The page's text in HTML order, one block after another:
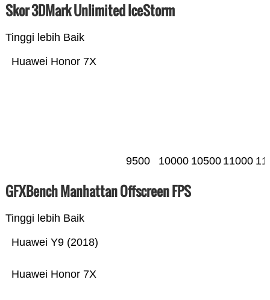
Skor 3DMark Unlimited IceStorm
Tinggi lebih Baik
Huawei Honor 7X
9500 10000 10500 11000
GFXBench Manhattan Offscreen FPS
Tinggi lebih Baik
Huawei Honor 7X
Huawei Y9 (2018)